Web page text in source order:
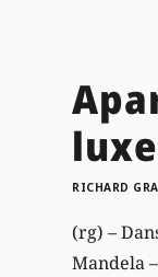
RICHARD
(rg) –
Mandela